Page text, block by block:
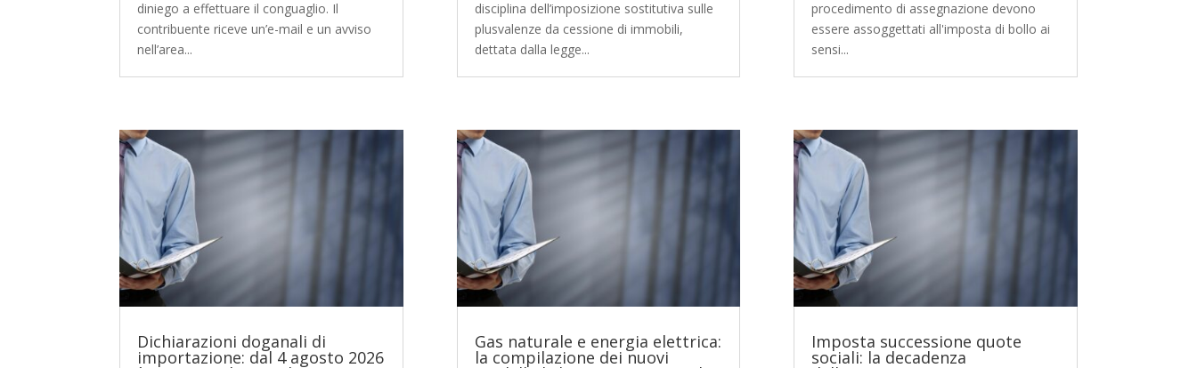
diniego a effettuare il conguaglio. Il
contribuente riceve un’e-mail e un avviso
nell’area...
Dichiarazioni doganali di
importazione: dal 4 agosto 2026
disciplina dell’imposizione sostitutiva sulle
plusvalenze da cessione di immobili,
dettata dalla legge...
Gas naturale e energia elettrica:
la compilazione dei nuovi
procedimento di assegnazione devono
essere assoggettati all'imposta di bollo ai
sensi...
Imposta successione quote
sociali: la decadenza